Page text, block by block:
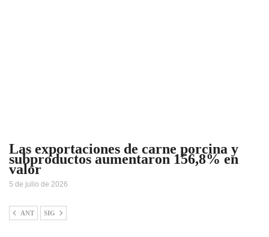
Las exportaciones de carne porcina y
subproductos aumentaron 156,8% en
valor
5 de julio de 2026
ANT SIG